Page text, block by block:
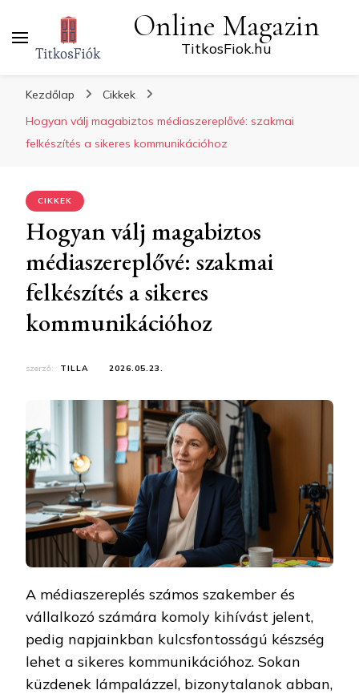
Online Magazin
TitkosFiok.hu
Kezdőlap
Cikkek
Hogyan válj magabiztos médiaszereplővé: szakmai
felkészítés a sikeres kommunikációhoz
CIKKEK
Hogyan válj magabiztos
médiaszereplővé: szakmai
felkészítés a sikeres
kommunikációhoz
szerző: TILLA 2026.05.23.
A médiaszereplés számos szakember és
vállalkozó számára komoly kihívást jelent,
pedig napjainkban kulcsfontosságú készség
lehet a sikeres kommunikációhoz. Sokan
küzdenek lámpalázzel, bizonytalanok abban,